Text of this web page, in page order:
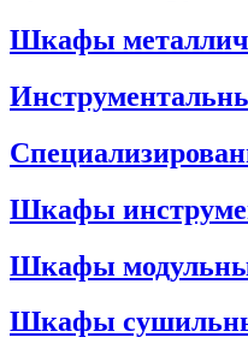
Шкафы
Шкафы
Шкафы
Шкафы